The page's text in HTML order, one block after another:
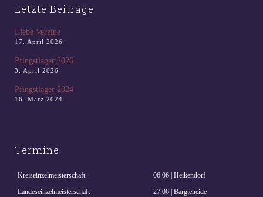
Letzte Beiträge
Liebe Vereine
17. April 2026
Pfingstlager 2026
3. April 2026
Pfingstlager 2024
16. März 2024
Termine
Kreiseinzelmeisterschaft
06.06 | Heikendorf
Landeseinzelmeisterschaft
27.06 | Bargteheide